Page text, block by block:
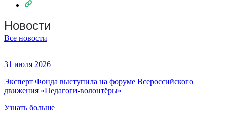
Новости
Все новости
31 июля 2026
Эксперт Фонда выступила на форуме Всероссийского
движения «Педагоги-волонтёры»
Узнать больше